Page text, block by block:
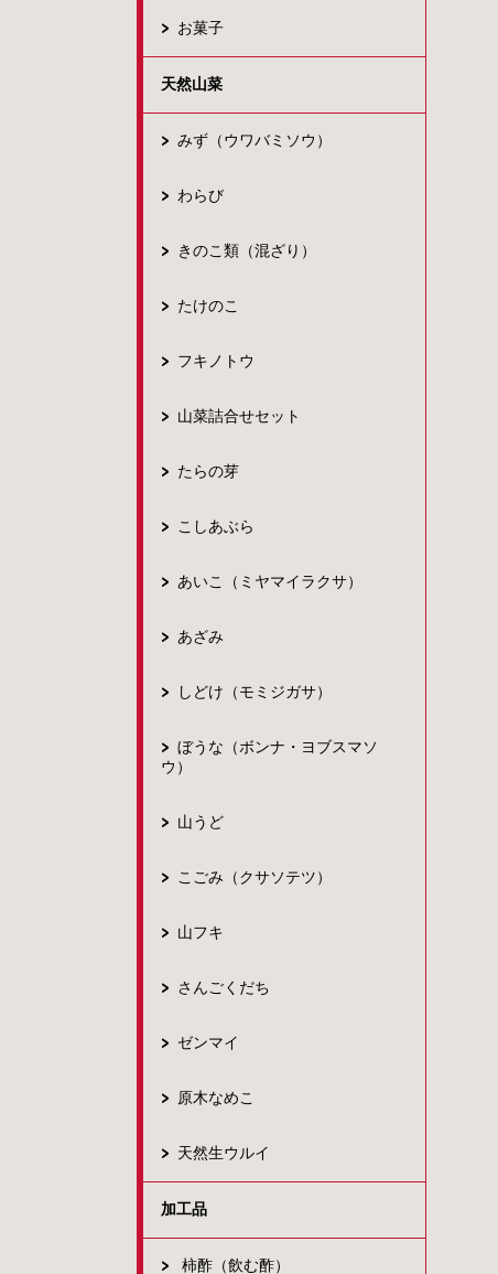
お菓子
天然山菜
みず（ウワバミソウ）
わらび
きのこ類（混ざり）
たけのこ
フキノトウ
山菜詰合せセット
たらの芽
こしあぶら
あいこ（ミヤマイラクサ）
あざみ
しどけ（モミジガサ）
ぼうな（ボンナ・ヨブスマソ
ウ）
山うど
こごみ（クサソテツ）
山フキ
さんごくだち
ゼンマイ
原木なめこ
天然生ウルイ
加工品
柿酢（飲む酢）